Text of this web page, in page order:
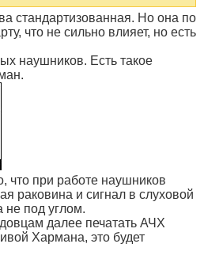
стандартизованная. Но она по
что не сильно влияет, но есть
наушников. Есть такое
что при работе наушников
раковина и сигнал в слуховой
не под углом.
далее печатать АЧХ
Хармана, это будет